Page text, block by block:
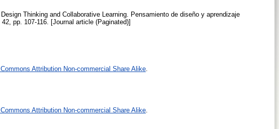
Design Thinking and Collaborative Learning. Pensamiento de diseño y aprendizaje
pp. 107-116. [Journal article (Paginated)]
Attribution Non-commercial Share Alike.
Attribution Non-commercial Share Alike.